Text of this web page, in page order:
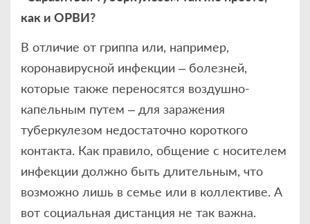
как и ОРВИ?
В отличие от гриппа или, например,
коронавирусной инфекции – болезней,
которые также переносятся воздушно-
капельным путем – для заражения
туберкулезом недостаточно короткого
контакта. Как правило, общение с носителем
инфекции должно быть длительным, что
возможно лишь в семье или в коллективе. А
вот социальная дистанция не так важна.